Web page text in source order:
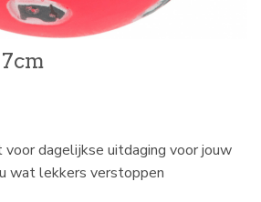
dagelijkse uitdaging voor jouw
wat lekkers verstoppen